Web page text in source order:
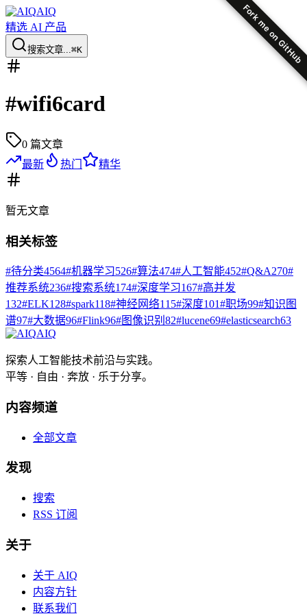
Fork me on GitHub
AIQ
精选 AI 产品
搜索文章...⌘K
#wifi6card
0 篇文章
最新
热门 精华
暂无文章
相关标签
#待分类4564#机器学习526#算法474#人工智能452#Q&A270#
推荐系统236#搜索系统174#深度学习167#高并发
132#ELK128#spark118#神经网络115#深度101#职场99#知识图
谱97#大数据96#Flink96#图像识别 82#lucene69#elasticsearch63
AIQ
探索人工智能技术前沿与实践。
平等 · 自由 · 奔放 · 乐于分享。
内容频道
全部文章
发现
搜索
RSS 订阅
关于
关于 AIQ
内容方针
联系我们